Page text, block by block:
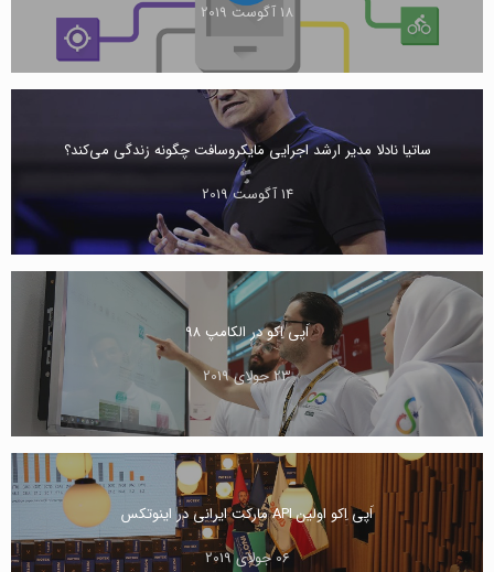
18 آگوست 2019
ساتیا نادلا مدیر ارشد اجرایی مایکروسافت چگونه زندگی می‌کند؟
14 آگوست 2019
اَپی اِکو در الکامپ ۹۸
23 جولای 2019
اَپی اِکو اولین API مارکت ایرانی در اینوتکس
06 جولای 2019